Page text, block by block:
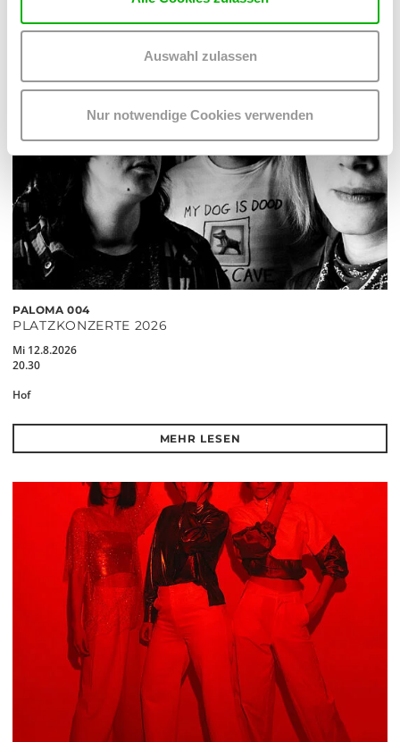
Auswahl zulassen
Nur notwendige Cookies verwenden
PALOMA 004
PLATZKONZERTE 2026
Mi 12.8.2026
20.30
Hof
MEHR LESEN